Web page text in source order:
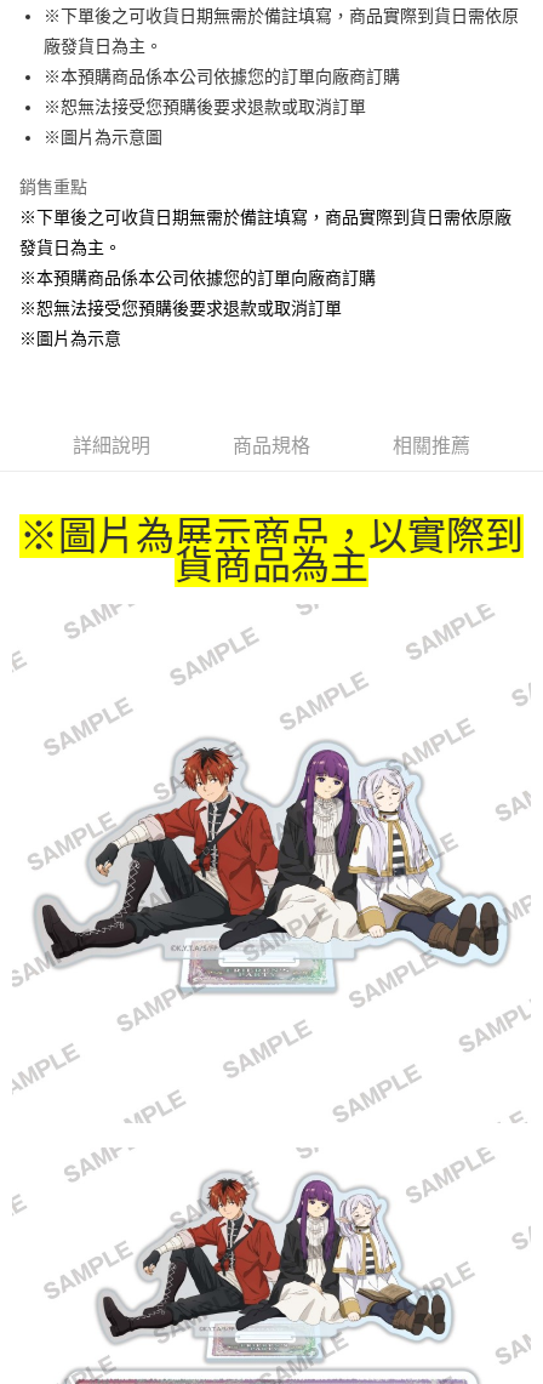
Google Pay
ATM付款
貨到付款
運送方式
全家取貨付款
每筆NT$65，滿NT$1,300(含以上)免運費
付款後全家取貨
每筆NT$65，滿NT$1,300(含以上)免運費
7-11取貨付款
付款後7-11取貨
每筆NT$65，滿NT$1,300(含以上)免運費
宅配-木棉花樂園專用
每筆NT$100，滿NT$1,300(含以上)免運費
宅配-離島(澎湖/金門/馬祖)-木棉花樂園專用
每筆NT$220
※下單後之可收貨日期無需於備註填寫，商品實際到貨日需依原
廠發貨日為主。
※本預購商品係本公司依據您的訂單向廠商訂購
※恕無法接受您預購後要求退款或取消訂單
※圖片為示意圖
銷售重點
※下單後之可收貨日期無需於備註填寫，商品實際到貨日需依原廠
發貨日為主。
※本預購商品係本公司依據您的訂單向廠商訂購
※恕無法接受您預購後要求退款或取消訂單
※圖片為示意
詳細說明 商品規格 相關推薦
※圖片為展示商品，以實際到
貨商品為主